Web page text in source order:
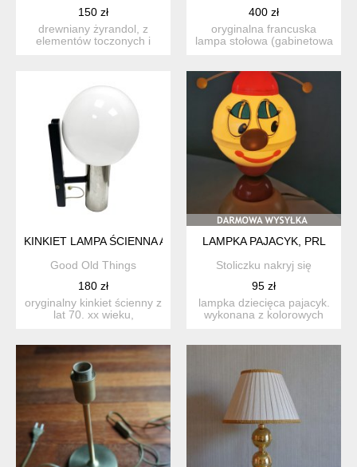
150 zł
drewniany żyrandol, z
elementów toczonych i
400 zł
oryginalna francuska
lampa stołowa (gabinetowa
KINKIET LAMPA ŚCIENNA AKA LEUCHTEN LATA 70. KULA
Good Old Things
180 zł
oryginalny kinkiet ścienny z
lat 70. xx wieku,
LAMPKA PAJACYK, PRL
Stoliczku nakryj się
95 zł
lampka dziecięca pajacyk.
wykonana z kolorowych